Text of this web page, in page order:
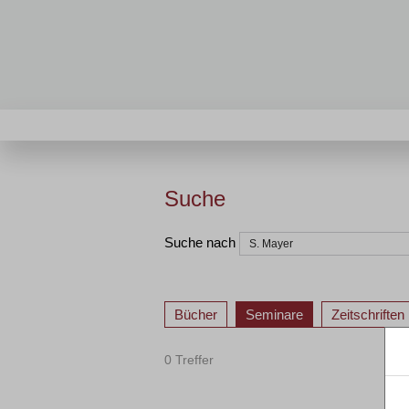
Suche
Suche nach
Bücher Seminare Zeitschriften
0 Treffer